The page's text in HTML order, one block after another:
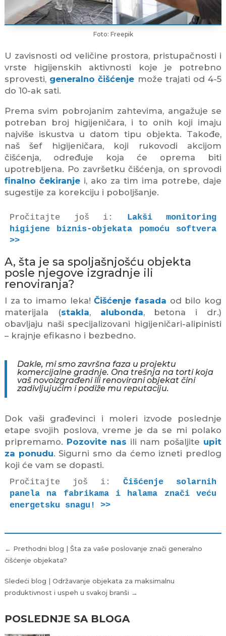
Foto: Freepik
U zavisnosti od veličine prostora, pristupačnosti i
vrste higijenskih aktivnosti koje je potrebno
sprovesti, generalno čišćenje može trajati od 4-5
do 10-ak sati.
Prema svim pobrojanim zahtevima, angažuje se
potreban broj higijeničara, i to onih koji imaju
najviše iskustva u datom tipu objekta. Takođe,
naš šef higijeničara, koji rukovodi akcijom
čišćenja, određuje koja će oprema biti
upotrebljena. Po završetku čišćenja, on sprovodi
finalno čekiranje i, ako za tim ima potrebe, daje
sugestije za korekciju i poboljšanje.
Pročitajte još i: Lakši monitoring
higijene biznis-objekata pomoću softvera
>>
A, šta je sa spoljašnjošću objekta
posle njegove izgradnje ili
renoviranja?
I za to imamo leka!Čišćenje fasada od bilo kog
materijala (stakla, alubonda, betona i dr.)
obavljaju naši specijalizovani higijeničari-alipinisti
– krajnje efikasno i bezbedno.
Dakle, mi smo završna faza u projektu
komercijalne gradnje. Ona trešnja na torti koja
vaš novoizgrađeni ili renovirani objekat čini
zadivljujućim i podiže mu reputaciju.
Dok vaši građevinci i moleri izvode poslednje
etape svojih poslova, vreme je da se mi polako
pripremamo. Pozovite nas ili nam pošaljite upit
za ponudu. Sigurni smo da ćemo izneti predlog
koji će vam se dopasti.
Pročitajte još i: Čišćenje solarnih
panela na fabrikama i halama znači veću
energetsku snagu! >>
članka
← Prethodni blog | Šta za vaše poslovanje znači generalno
čišćenje objekata?
Sledeći blog | Održavanje objekata za maksimalnu
produktivnost i uspeh u svakoj branši →
POSLEDNJE SA BLOGA